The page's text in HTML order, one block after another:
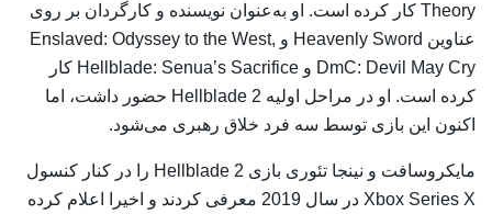
Theory کار کرده است. او به‌عنوان نویسنده و کارگردان بر روی
عناوین Heavenly Sword و Enslaved: Odyssey to the West,
DmC: Devil May Cry و Hellblade: Senua’s Sacrifice کار
کرده است. او در مراحل اولیه Hellblade 2 حضور داشت، اما
اکنون این بازی توسط سه فرد خلاق رهبری می‌شود.
مایکروسافت و نینجا تئوری بازی Hellblade 2 را در کنار کنسول
Xbox Series X در سال 2019 معرفی کردند و اخیرا اعلام کرده